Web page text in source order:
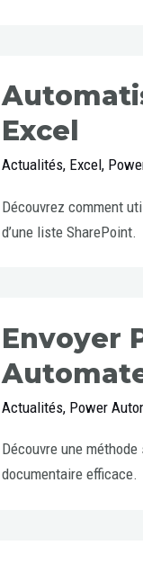
Excel
Actualités, Excel,
Découvrez comment
d’une liste SharePoint.
Envoyer
Actualités, Power
Découvre une
documentaire efficace.